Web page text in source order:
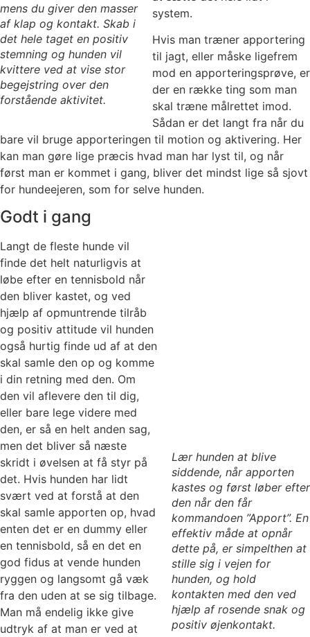
mens du giver den masser
af klap og kontakt. Skab i
det hele taget en positiv
stemning og hunden vil
kvittere ved at vise stor
begejstring over den
forstående aktivitet.
system.
Hvis man træner apportering
til jagt, eller måske ligefrem
mod en apporteringsprøve, er
der en række ting som man
skal træne målrettet imod.
Sådan er det langt fra når du
bare vil bruge apporteringen til motion og aktivering. Her
kan man gøre lige præcis hvad man har lyst til, og når
først man er kommet i gang, bliver det mindst lige så sjovt
for hundeejeren, som for selve hunden.
Godt i gang
Lær hunden at blive
siddende, når apporten
kastes og først løber efter
den når den får
kommandoen ”Apport”. En
effektiv måde at opnår
dette på, er simpelthen at
stille sig i vejen for
hunden, og hold
kontakten med den ved
hjælp af rosende snak og
positiv øjenkontakt.
Langt de fleste hunde vil
finde det helt naturligvis at
løbe efter en tennisbold når
den bliver kastet, og ved
hjælp af opmuntrende tilråb
og positiv attitude vil hunden
også hurtig finde ud af at den
skal samle den op og komme
i din retning med den. Om
den vil aflevere den til dig,
eller bare lege videre med
den, er så en helt anden sag,
men det bliver så næste
skridt i øvelsen at få styr på
det. Hvis hunden har lidt
svært ved at forstå at den
skal samle apporten op, hvad
enten det er en dummy eller
en tennisbold, så en det en
god fidus at vende hunden
ryggen og langsomt gå væk
fra den uden at se sig tilbage.
Man må endelig ikke give
udtryk af at man er ved at